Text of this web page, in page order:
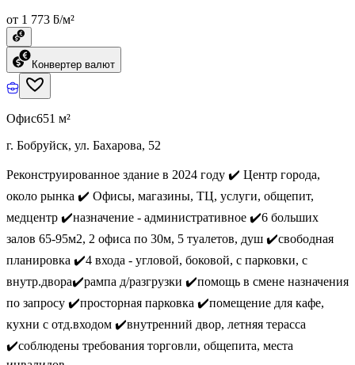
от 1 773 ƃ/м²
Конвертер валют
Офис651 м²
г. Бобруйск, ул. Бахарова, 52
Реконструированное здание в 2024 году ✔️ Центр города,
около рынка ✔️ Офисы, магазины, ТЦ, услуги, общепит,
медцентр ✔️назначение - административное ✔️6 больших
залов 65-95м2, 2 офиса по 30м, 5 туалетов, душ ✔️свободная
планировка ✔️4 входа - угловой, боковой, с парковки, с
внутр.двора✔️рампа д/разгрузки ✔️помощь в смене назначения
по запросу ✔️просторная парковка ✔️помещение для кафе,
кухни с отд.входом ✔️внутренний двор, летняя терасса
✔️соблюдены требования торговли, общепита, места